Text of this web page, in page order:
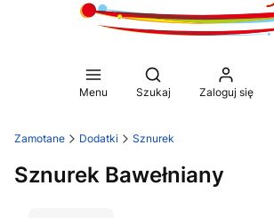
Menu
Otwórz wyszukiwarkę
Szukaj Zaloguj się
Zamotane Dodatki Sznurek
Sznurek Bawełniany